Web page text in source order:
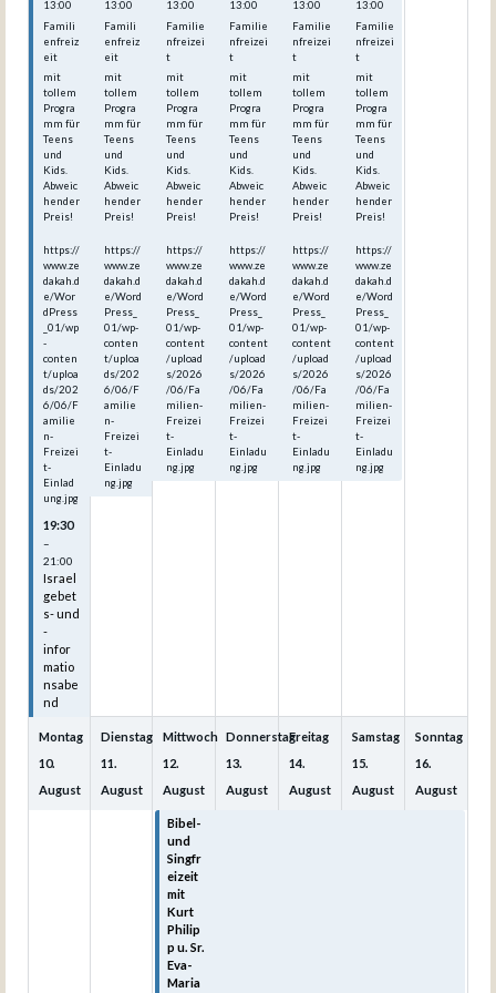
13:00
Famili
enfreiz
eit
mit
tollem
Progra
mm für
Teens
und
Kids.
Abweic
hender
Preis!
https://
www.ze
dakah.d
e/Wor
dPress
_01/wp
-
conten
t/uploa
ds/202
6/06/F
amilie
n-
Freizei
t-
Einlad
ung.jpg
19:30
–
21:00
Israel
gebet
s- und
-
infor
matio
nsabe
nd
13:00
Famili
enfreiz
eit
mit
tollem
Progra
mm für
Teens
und
Kids.
Abweic
hender
Preis!
https://
www.ze
dakah.d
e/Word
Press_
01/wp-
conten
t/uploa
ds/202
6/06/F
amilie
n-
Freizei
t-
Einladu
ng.jpg
13:00
Familie
nfreizei
t
mit
tollem
Progra
mm für
Teens
und
Kids.
Abweic
hender
Preis!
https://
www.ze
dakah.d
e/Word
Press_
01/wp-
content
/upload
s/2026
/06/Fa
milien-
Freizei
t-
Einladu
ng.jpg
13:00
Familie
nfreizei
t
mit
tollem
Progra
mm für
Teens
und
Kids.
Abweic
hender
Preis!
https://
www.ze
dakah.d
e/Word
Press_
01/wp-
content
/upload
s/2026
/06/Fa
milien-
Freizei
t-
Einladu
ng.jpg
13:00
Familie
nfreizei
t
mit
tollem
Progra
mm für
Teens
und
Kids.
Abweic
hender
Preis!
https://
www.ze
dakah.d
e/Word
Press_
01/wp-
content
/upload
s/2026
/06/Fa
milien-
Freizei
t-
Einladu
ng.jpg
13:00
Familie
nfreizei
t
mit
tollem
Progra
mm für
Teens
und
Kids.
Abweic
hender
Preis!
https://
www.ze
dakah.d
e/Word
Press_
01/wp-
content
/upload
s/2026
/06/Fa
milien-
Freizei
t-
Einladu
ng.jpg
Montag
10.
August
Dienstag
11.
August
Mittwoch
12.
August
Bibel-
und
Singfr
eizeit
mit
Kurt
Philip
p u. Sr.
Eva-
Maria
Donnerstag
13.
August
Freitag
14.
August
Samstag
15.
August
Sonntag
16.
August